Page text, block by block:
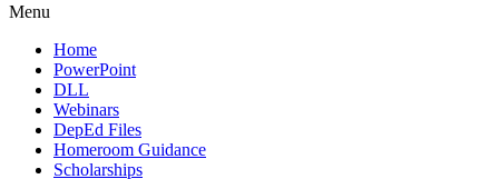
Menu
Home
PowerPoint
DLL
Webinars
DepEd Files
Homeroom Guidance
Scholarships